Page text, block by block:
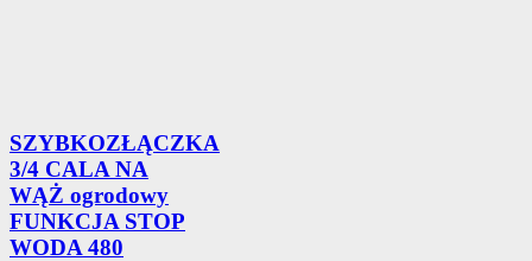
SZYBKOZŁĄCZKA
3/4 CALA NA
WĄŻ ogrodowy
FUNKCJA STOP
WODA 480